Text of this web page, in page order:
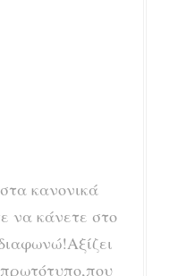
κανονικά
να κάνετε στο